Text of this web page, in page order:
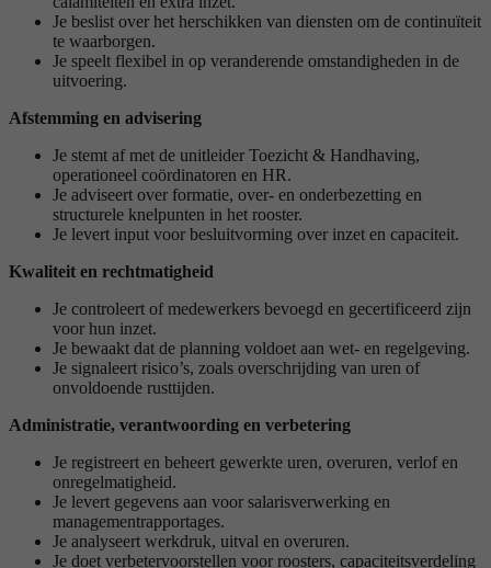
Je beslist over het herschikken van diensten om de continuïteit
te waarborgen.
Je speelt flexibel in op veranderende omstandigheden in de
uitvoering.
Afstemming en advisering
Je stemt af met de unitleider Toezicht & Handhaving,
operationeel coördinatoren en HR.
Je adviseert over formatie, over- en onderbezetting en
structurele knelpunten in het rooster.
Je levert input voor besluitvorming over inzet en capaciteit.
Kwaliteit en rechtmatigheid
Je controleert of medewerkers bevoegd en gecertificeerd zijn
voor hun inzet.
Je bewaakt dat de planning voldoet aan wet- en regelgeving.
Je signaleert risico’s, zoals overschrijding van uren of
onvoldoende rusttijden.
Administratie, verantwoording en verbetering
Je registreert en beheert gewerkte uren, overuren, verlof en
onregelmatigheid.
Je levert gegevens aan voor salarisverwerking en
managementrapportages.
Je analyseert werkdruk, uitval en overuren.
Je doet verbetervoorstellen voor roosters, capaciteitsverdeling